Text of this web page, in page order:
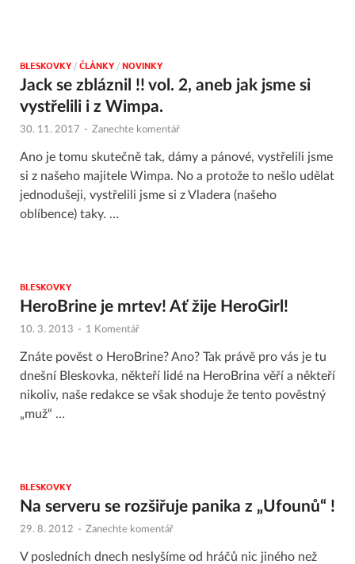
BLESKOVKY /ČLÁNKY /NOVINKY
Jack se zbláznil !! vol. 2, aneb jak jsme si
vystřelili i z Wimpa.
30. 11. 2017 - Zanechte komentář
Ano je tomu skutečně tak, dámy a pánové, vystřelili jsme
si z našeho majitele Wimpa. No a protože to nešlo udělat
jednodušeji, vystřelili jsme si z Vladera (našeho
oblíbence) taky. …
BLESKOVKY
HeroBrine je mrtev! Ať žije HeroGirl!
10. 3. 2013 - 1 Komentář
Znáte pověst o HeroBrine? Ano? Tak právě pro vás je tu
dnešní Bleskovka, někteří lidé na HeroBrina věří a někteří
nikoliv, naše redakce se však shoduje že tento pověstný
„muž“ …
BLESKOVKY
Na serveru se rozšiřuje panika z „Ufounů“ !
29. 8. 2012 - Zanechte komentář
V posledních dnech neslyšíme od hráčů nic jiného než